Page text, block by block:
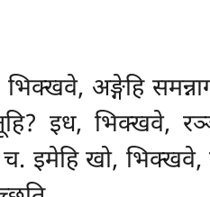
भिक्खवे, अङ्गेहि
इध, भिक्खवे,
इमेहि खो, भिक्खवे,